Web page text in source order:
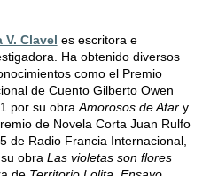
V. Clavel es escritora e
Ha obtenido diversos
como el Premio
de Cuento Gilberto Owen
por su obra Amorosos de Atary
de Novela Corta Juan Rulfo
de Radio Francia Internacional,
obra Las violetas son flores